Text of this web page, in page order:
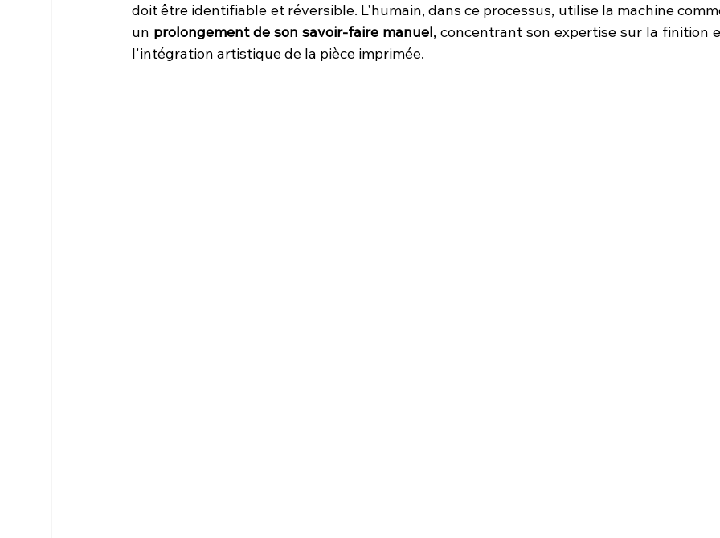
doit être identifiable et réversible. L'humain, dans ce processus, utilise la machine
un prolongement de son savoir-faire manuel, concentrant son expertise sur la finition
l'intégration artistique de la pièce imprimée.